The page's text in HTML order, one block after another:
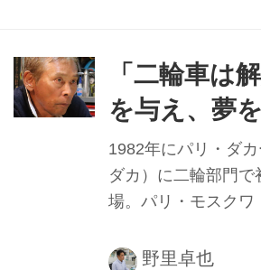
ってもらった。
「二輪車は
を与え、夢
り物」 ──浅
ンタビュー
1982年にパリ・ダ
ダカ）に二輪部門で
場。パリ・モスクワ
で5回クラス優勝、8
野里卓也